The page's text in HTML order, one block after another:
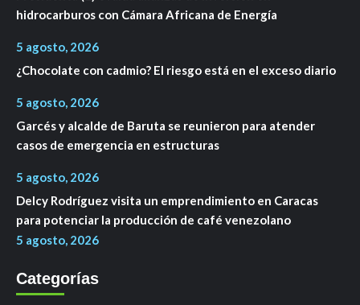
hidrocarburos con Cámara Africana de Energía
5 agosto, 2026
¿Chocolate con cadmio? El riesgo está en el exceso diario
5 agosto, 2026
Garcés y alcalde de Baruta se reunieron para atender
casos de emergencia en estructuras
5 agosto, 2026
Delcy Rodríguez visita un emprendimiento en Caracas
para potenciar la producción de café venezolano
5 agosto, 2026
Categorías